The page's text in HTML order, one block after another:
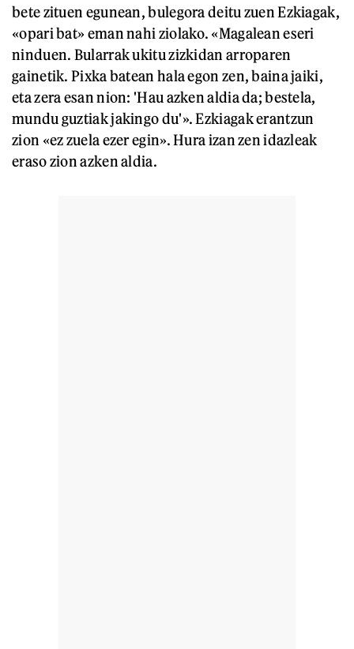
bete zituen egunean, bulegora deitu zuen Ezkiagak,
«opari bat» eman nahi ziolako. «Magalean eseri
ninduen. Bularrak ukitu zizkidan arroparen
gainetik. Pixka batean hala egon zen, baina jaiki,
eta zera esan nion: 'Hau azken aldia da; bestela,
mundu guztiak jakingo du'». Ezkiagak erantzun
zion «ez zuela ezer egin». Hura izan zen idazleak
eraso zion azken aldia.